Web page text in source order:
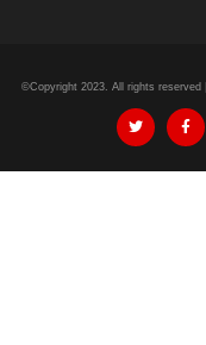
©Copyright 2023. All rights reserved |